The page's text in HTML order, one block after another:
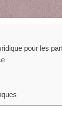
pour les